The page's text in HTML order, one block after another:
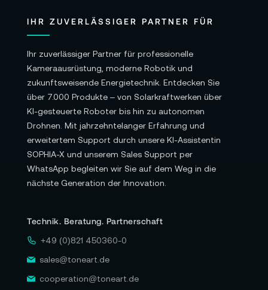
IHR ZUVERLÄSSIGER PARTNER FÜR
Ihr zuverlässiger Partner für professionelle
Kameraausrüstung, moderne Robotik und
zukunftsweisende Energietechnik. Entdecken Sie
über 7.000 Produkte – von Solarkraftwerken über
KI-gesteuerte Roboter bis hin zu autonomen
Drohnen. Mit jahrzehntelanger Erfahrung und
erweitertem Support durch unsere KI-Assistentin
SOPHIA-X und unserem Sales Support per
WhatsApp begleiten wir Sie auf dem Weg in die
nächste Generation der Innovation.
Technik. Beratung. Partnerschaft
+49 (0)821 450360-0
sales@toneart.de
cooperation@toneart.de